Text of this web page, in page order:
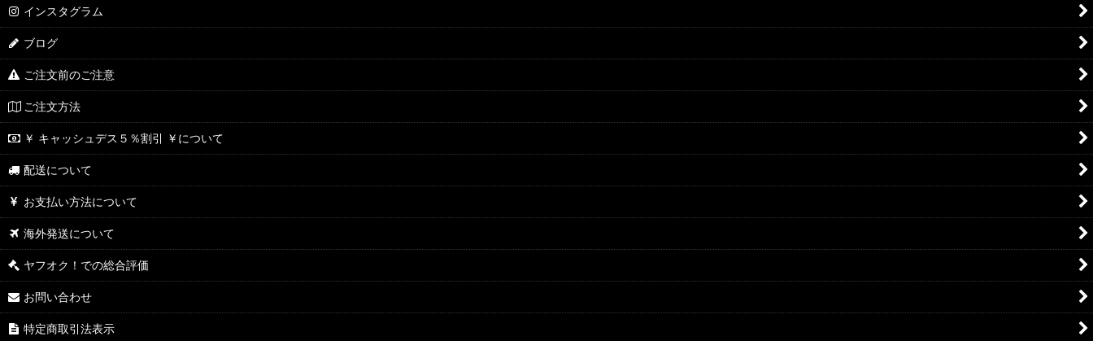
インスタグラム
ブログ
ご注文前のご注意
ご注文方法
￥ キャッシュデス５％割引 ￥について
配送について
お支払い方法について
海外発送について
ヤフオク！での総合評価
お問い合わせ
特定商取引法表示